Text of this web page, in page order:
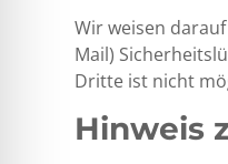
Wir weisen
Mail)
Dritte ist nicht
Hinweis